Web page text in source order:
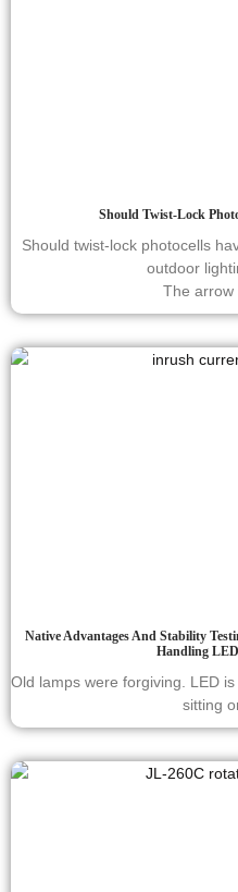
Should Twist-Lock
Should twist-lock photocells
outdoor
The arrow
Native Advantages And Stability
Handling
Old lamps were forgiving. LED
sitting